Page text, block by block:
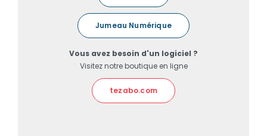
Jumeau Numérique
Vous avez besoin d'un logiciel ?
Visitez notre boutique en ligne
tezabo.com